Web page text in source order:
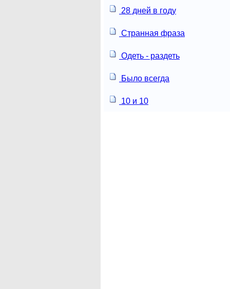
28 дней в году
Странная фраза
Одеть - раздеть
Было всегда
10 и 10